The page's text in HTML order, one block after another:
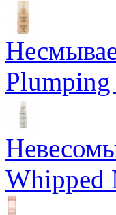
Plumping
Whipped